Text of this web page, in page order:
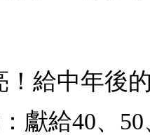
！給中年後
獻給40、